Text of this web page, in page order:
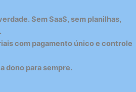
Sem SaaS, sem planilhas,
com pagamento único e controle
dono para sempre.